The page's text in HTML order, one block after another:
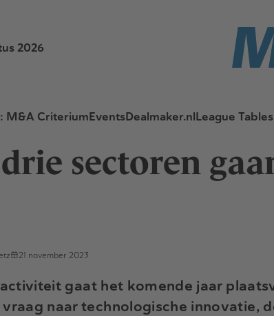
2026
M&A CriteriumEventsDealmaker.nlLeague Tables
sectoren
21 november 2023
gaat het komende jaar
naar technologische innovatie,